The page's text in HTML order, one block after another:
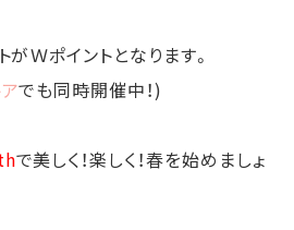
がＷポイントとなります。
でも同時開催中！)
で美しく！楽しく！春を始めましょ